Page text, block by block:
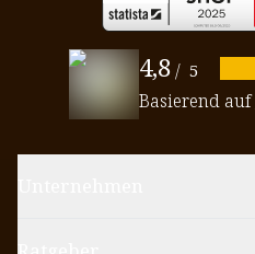
4,8/ 5
Basierend auf